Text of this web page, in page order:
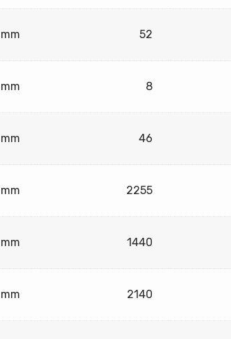
52
mm
8
mm
46
mm
2255
mm
1440
mm
2140
mm